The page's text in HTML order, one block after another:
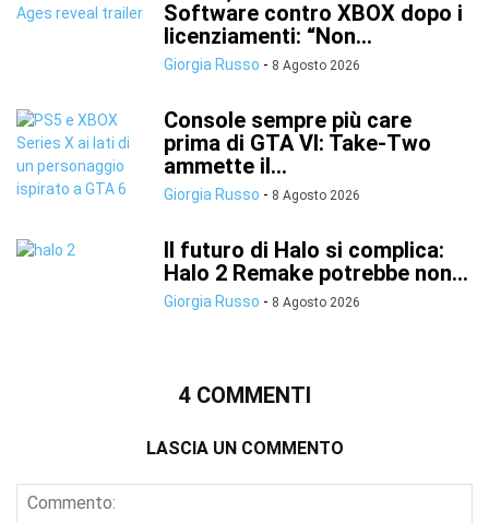
Software contro XBOX dopo i
licenziamenti: “Non...
Giorgia Russo - 8 Agosto 2026
Console sempre più care
prima di GTA VI: Take-Two
ammette il...
Giorgia Russo - 8 Agosto 2026
Il futuro di Halo si complica:
Halo 2 Remake potrebbe non...
Giorgia Russo - 8 Agosto 2026
4 COMMENTI
LASCIA UN COMMENTO